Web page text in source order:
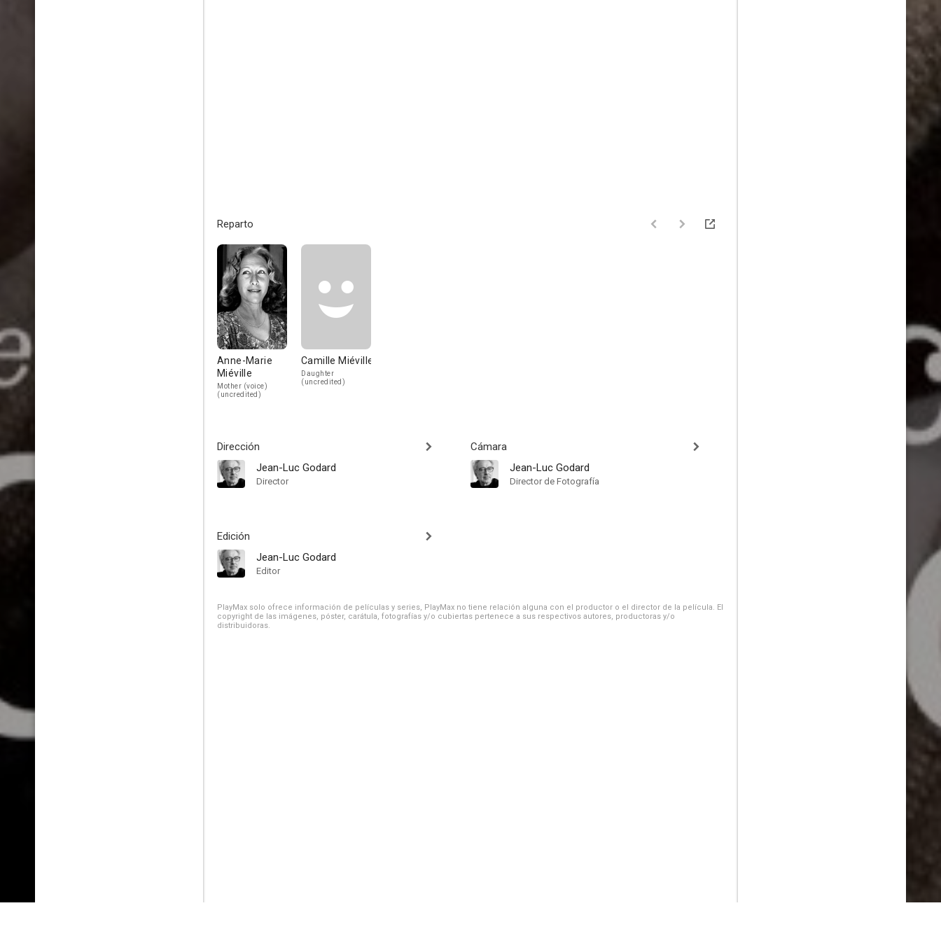
Reparto
Anne-Marie
Miéville
Mother (voice)
(uncredited)
Camille Miéville
Daughter
(uncredited)
Dirección
Jean-Luc Godard
Director
Edición
Jean-Luc Godard
Editor
Cámara
Jean-Luc Godard
Director de Fotografía
PlayMax solo ofrece información de películas y series, PlayMax no tiene relación alguna con el productor o el director de la película. El
copyright de las imágenes, póster, carátula, fotografías y/o cubiertas pertenece a sus respectivos autores, productoras y/o
distribuidoras.